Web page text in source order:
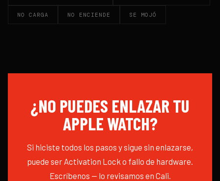
NO CARGA NO ENCIENDE SE MOJÓ
¿NO PUEDES ENLAZAR TU
APPLE WATCH?
Si hiciste todos los pasos y sigue sin enlazarse,
puede ser Activation Lock o fallo de hardware.
Escríbenos — lo revisamos en Cali.